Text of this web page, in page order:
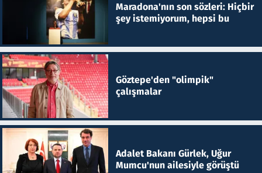
Maradona'nın son sözleri: Hiçbir
şey istemiyorum, hepsi bu
Göztepe'den "olimpik"
çalışmalar
Adalet Bakanı Gürlek, Uğur
Mumcu'nun ailesiyle görüştü